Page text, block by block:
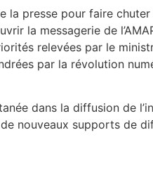
presse pour faire
la messagerie de
relevées par le
par la révolution
dans la diffusion de
nouveaux supports de